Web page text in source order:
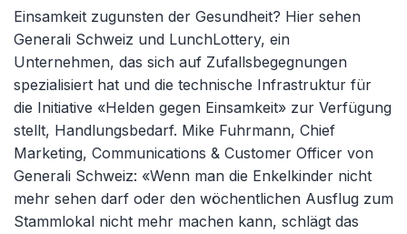
Einsamkeit zugunsten der Gesundheit? Hier sehen
Generali Schweiz und LunchLottery, ein
Unternehmen, das sich auf Zufallsbegegnungen
spezialisiert hat und die technische Infrastruktur für
die Initiative «Helden gegen Einsamkeit» zur Verfügung
stellt, Handlungsbedarf. Mike Fuhrmann, Chief
Marketing, Communications & Customer Officer von
Generali Schweiz: «Wenn man die Enkelkinder nicht
mehr sehen darf oder den wöchentlichen Ausflug zum
Stammlokal nicht mehr machen kann, schlägt das